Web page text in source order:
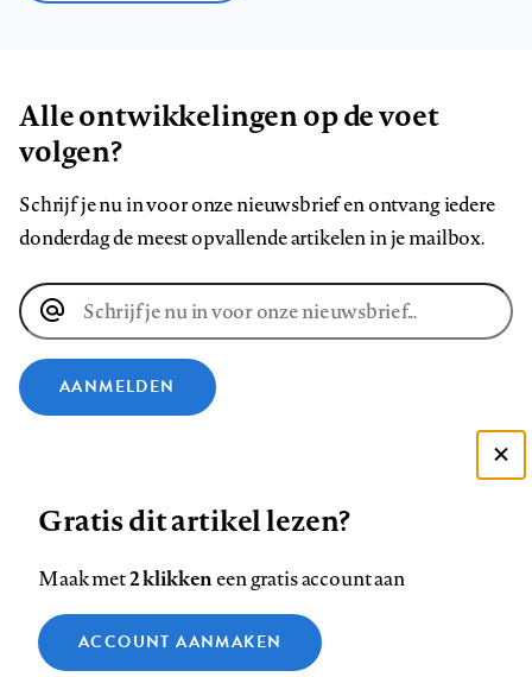
Alle ontwikkelingen op de voet
volgen?
Schrijf je nu in voor onze nieuwsbrief en ontvang iedere
donderdag de meest opvallende artikelen in je mailbox.
E-
mailadres
AANMELDEN
ons
op
Facebook
ons
op
LinkedIn
ons
op
Bluesky
ons
op
Instagram
ons
op
YouTube
ons
Footer
Contact Colofon Disclaimer Privacy
Medische vragen verdienen
Gratis dit artikel lezen?
Maak met2 klikkeneen gratis account aan
ACCOUNT AANMAKEN
Zie onze cookie policy
Analytische cookies